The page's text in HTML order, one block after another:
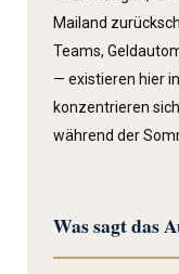
Mailand
Teams,
— existieren hier
konzentrieren
während der
Was sagt das